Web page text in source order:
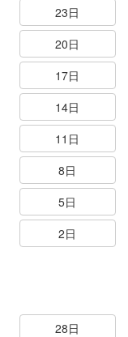
23日
20日
17日
14日
11日
8日
5日
2日
28日